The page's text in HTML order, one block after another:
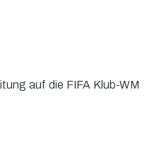
auf die FIFA Klub-WM